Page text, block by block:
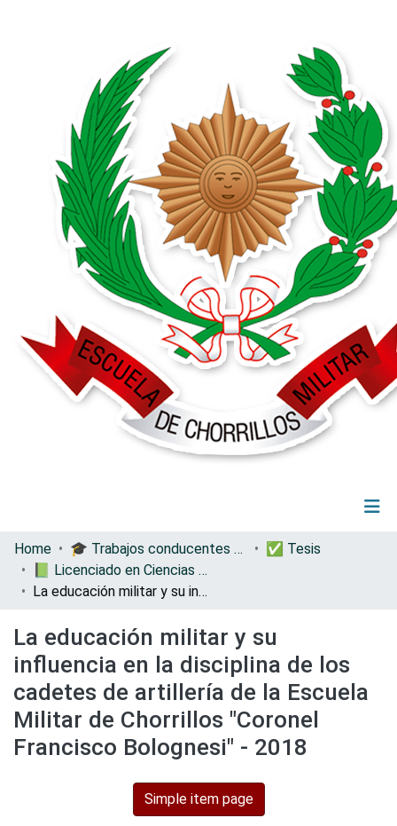
(current)
Communities & Collections
All of DSpace
Statistics
Home 🎓 Trabajos conducentes a grados y títulos
✅ Tesis
📗 Licenciado en Ciencias Militares con Mención en Ingeniería
La educación militar y su influencia en la disciplina de los cadetes de artillería de la Escuela Militar de Chorrillos "Coronel Francisco Bolognesi" - 2018
La educación militar y su
influencia en la disciplina de los
cadetes de artillería de la Escuela
Militar de Chorrillos "Coronel
Francisco Bolognesi" - 2018
Simple item page